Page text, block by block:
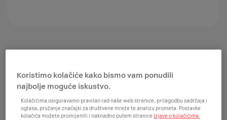
Koristimo kolačiće kako bismo vam ponudili
najbolje moguće iskustvo.
Kolačićima osiguravamo pravilan rad naše web stranice, prilagodbu sadržaja i
oglasa, pružanje značajki za društvene mreže te analizu prometa. Postavke
kolačića možete promijeniti i naknadno putem stranice Izjave o kolačićima.